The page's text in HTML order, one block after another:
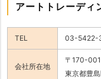
アートトレーディ
TEL 03-5422-
会社所在地
〒170-
東京都豊